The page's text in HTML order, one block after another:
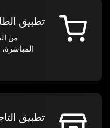
تطبيق
من
تطبيق